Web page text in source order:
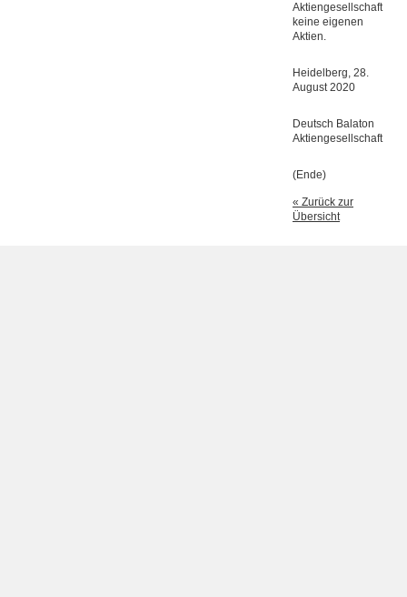
Aktiengesellschaft
keine eigenen
Aktien.
Heidelberg, 28.
August 2020
Deutsch Balaton
Aktiengesellschaft
(Ende)
« Zurück zur
Übersicht